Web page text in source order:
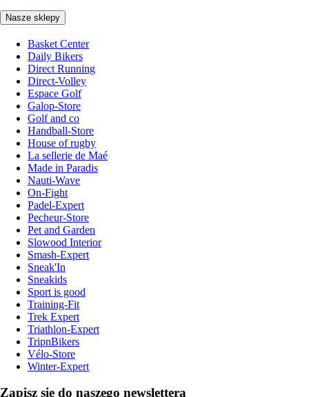
Nasze sklepy
Basket Center
Daily Bikers
Direct Running
Direct-Volley
Espace Golf
Galop-Store
Golf and co
Handball-Store
House of rugby
La sellerie de Maé
Made in Paradis
Nauti-Wave
On-Fight
Padel-Expert
Pecheur-Store
Pet and Garden
Slowood Interior
Smash-Expert
Sneak'In
Sneakids
Sport is good
Training-Fit
Trek Expert
Triathlon-Expert
TripnBikers
Vélo-Store
Winter-Expert
Zapisz się do naszego newslettera